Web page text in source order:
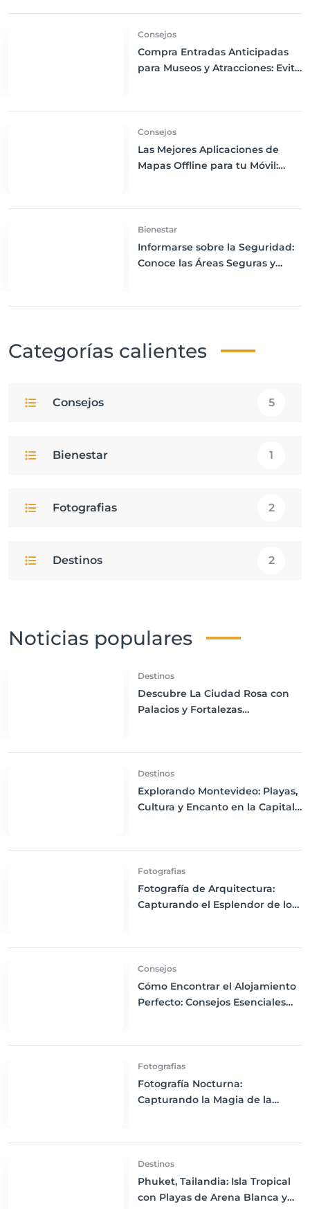
Consejos
Compra Entradas Anticipadas
para Museos y Atracciones: Evita
Consejos
Las Mejores Aplicaciones de
Mapas Offline para tu Móvil:
Bienestar
Informarse sobre la Seguridad:
Conoce las Áreas Seguras y
Categorías calientes
Consejos 5
Bienestar 1
Fotografias 2
Destinos 2
Noticias populares
Destinos
Descubre La Ciudad Rosa con
Palacios y Fortalezas
Destinos
Explorando Montevideo: Playas,
Cultura y Encanto en la Capital
Fotografias
Fotografía de Arquitectura:
Capturando el Esplendor de los
Consejos
Cómo Encontrar el Alojamiento
Perfecto: Consejos Esenciales
Fotografias
Fotografía Nocturna:
Capturando la Magia de la
Destinos
Phuket, Tailandia: Isla Tropical
con Playas de Arena Blanca y